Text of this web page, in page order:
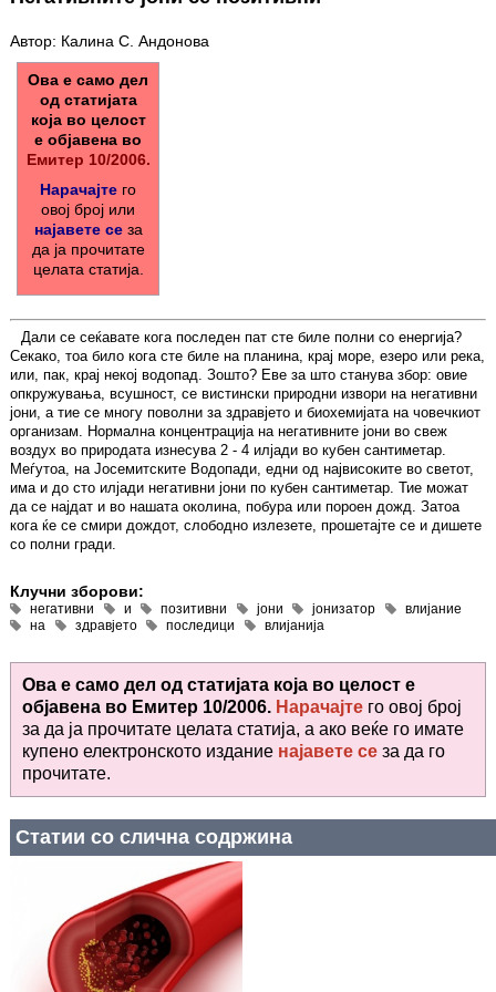
Автор: Калина С. Андонова
Ова е само дел
од статијата
која во целост
е објавена во
Емитер 10/2006.
Нарачајте го
овој број или
најавете сеза
да ја прочитате
целата статија.
Дали се сеќавате кога последен пат сте биле полни со енергија?
Секако, тоа било кога сте биле на планина, крај море, езеро или река,
или, пак, крај некој водопад. Зошто? Еве за што станува збор: овие
опкружувања, всушност, се вистински природни извори на негативни
јони, а тие се многу поволни за здравјето и биохемијата на човечкиот
организам. Нормална концентрација на негативните јони во свеж
воздух во природата изнесува 2 - 4 илјади во кубен сантиметар.
Меѓутоа, на Јосемитските Водопади, едни од највисоките во светот,
има и до сто илјади негативни јони по кубен сантиметар. Тие можат
да се најдат и во нашата околина, побура или пороен дожд. Затоа
кога ќе се смири дождот, слободно излезете, прошетајте се и дишете
со полни гради.
Клучни зборови:
негативни и позитивни јони јонизатор
влијание
на
здравјето последици влијанија
Ова е само дел од статијата која во целост е
објавена во Емитер 10/2006. Нарачајте го овој број
за да ја прочитате целата статија, а ако веќе го имате
купено електронското издание најавете се за да го
прочитате.
Статии со слична содржина